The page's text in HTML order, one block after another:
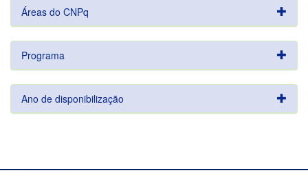
Áreas do CNPq
Programa
Ano de disponibilização